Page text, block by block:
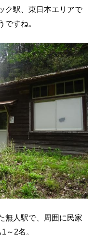
ク駅、東日本エリアで
すね。
無人駅で、周囲に民家
～2名。